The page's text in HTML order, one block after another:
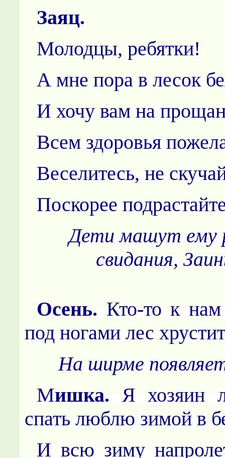
Заяц.
Молодцы, ребятки!
А мне пора в лесок
И хочу вам на
Всем здоровья
Веселитесь, не
Поскорее
Дети машут ему
свидания,
Осень. Кто-то к
под ногами лес
На ширме
Мишка. Я хозяин
спать люблю зимой в
И всю зиму